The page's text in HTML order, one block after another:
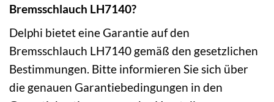
Bremsschlauch LH7140?
Delphi bietet eine Garantie auf den
Bremsschlauch LH7140 gemäß den gesetzlichen
Bestimmungen. Bitte informieren Sie sich über
die genauen Garantiebedingungen in den